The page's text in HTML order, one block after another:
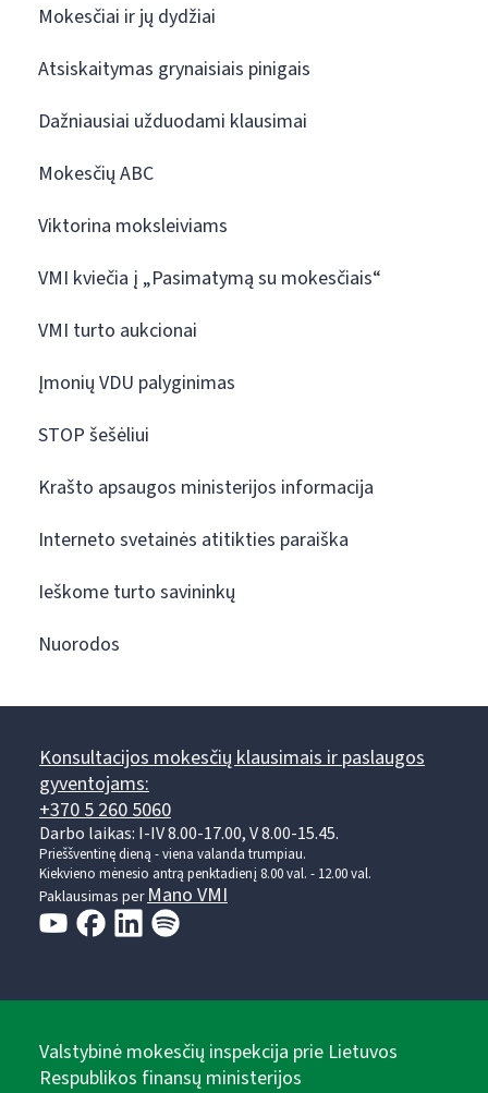
Mokesčiai ir jų dydžiai
Atsiskaitymas grynaisiais pinigais
Dažniausiai užduodami klausimai
Mokesčių ABC
Viktorina moksleiviams
VMI kviečia į „Pasimatymą su mokesčiais“
VMI turto aukcionai
Įmonių VDU palyginimas
STOP šešėliui
Krašto apsaugos ministerijos informacija
Interneto svetainės atitikties paraiška
Ieškome turto savininkų
Nuorodos
Konsultacijos mokesčių klausimais ir paslaugos
gyventojams:
+370 5 260 5060
Darbo laikas: I-IV 8.00-17.00, V 8.00-15.45.
Prieššventinę dieną - viena valanda trumpiau.
Kiekvieno mėnesio antrą penktadienį 8.00 val. - 12.00 val.
Paklausimas perMano VMI
Valstybinė mokesčių inspekcija prie Lietuvos
Respublikos finansų ministerijos